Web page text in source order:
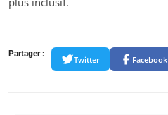
Partager :
Twitter Facebook